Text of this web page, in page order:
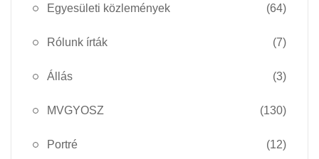
Egyesületi közlemények (64)
Rólunk írták (7)
Állás (3)
MVGYOSZ (130)
Portré (12)